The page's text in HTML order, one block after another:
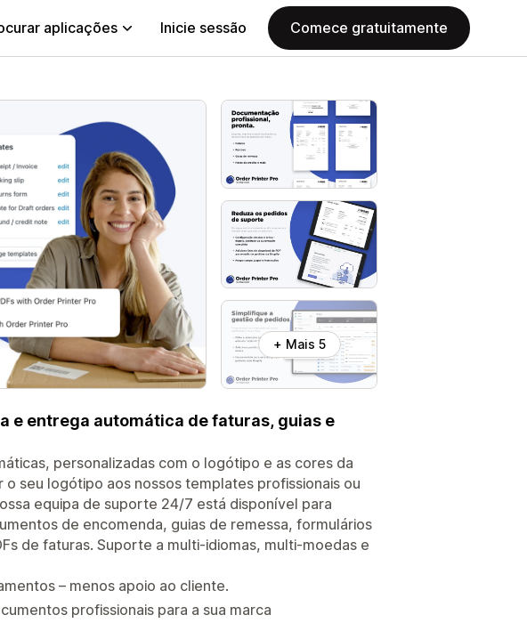
aplicações Inicie sessão Comece gratuitamente
+ Mais 5
e entrega automática de faturas, guias e
personalizadas com o logótipo e as cores da
o seu logótipo aos nossos templates profissionais ou
equipa de suporte 24/7 está disponível para
de encomenda, guias de remessa, formulários
de faturas. Suporte a multi-idiomas, multi-moedas e
– menos apoio ao cliente.
profissionais para a sua marca